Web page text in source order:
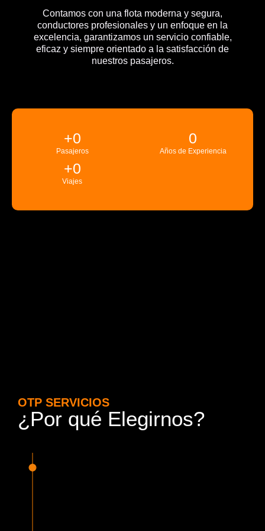
Contamos con una flota moderna y segura,
conductores profesionales y un enfoque en la
excelencia, garantizamos un servicio confiable,
eficaz y siempre orientado a la satisfacción de
nuestros pasajeros.
Pasajeros
+0
Años de Experiencia
0
Viajes
+0
OTP SERVICIOS
¿Por qué Elegirnos?